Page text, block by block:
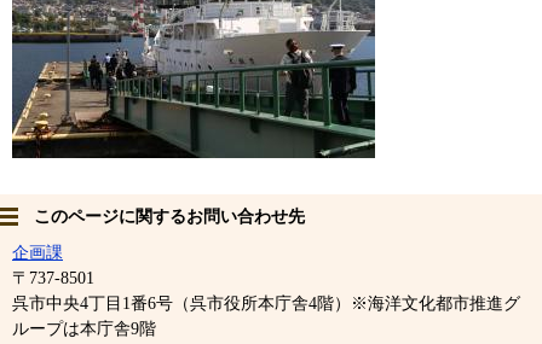
このページに関するお問い合わせ先
企画課
〒737-8501
呉市中央4丁目1番6号（呉市役所本庁舎4階）※海洋文化都市推進グ
ループは本庁舎9階